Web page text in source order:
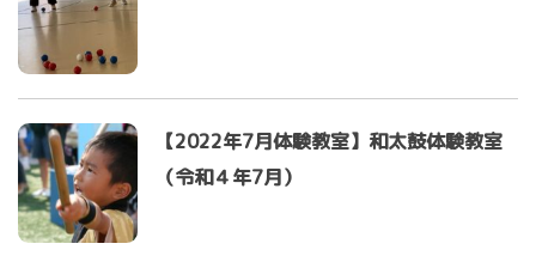
【2022年7月体験教室】和太鼓体験教室
（令和４年7月）